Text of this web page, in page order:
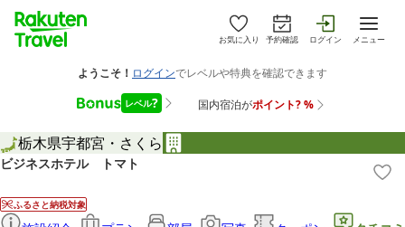
お気に入り 予約確認 ログイン メニュー
栃木県宇都宮・さくら
ビジネスホテル トマト
ふるさと納税対象